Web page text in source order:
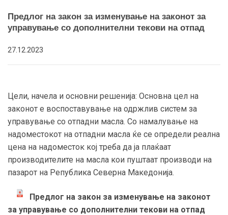
Предлог на закон за изменување на законот за
управување со дополнителни текови на отпад
27.12.2023
Цели, начела и основни решенија: Основна цел на
законот е воспоставување на одржлив систем за
управување со отпадни масла. Со намалување на
надоместокот на отпадни масла ќе се определи реална
цена на надоместок кој треба да ја плаќаат
производителите на масла кои пуштаат производи на
пазарот на Република Северна Македонија.
Предлог на закон за изменување на законот
за управување со дополнителни текови на отпад